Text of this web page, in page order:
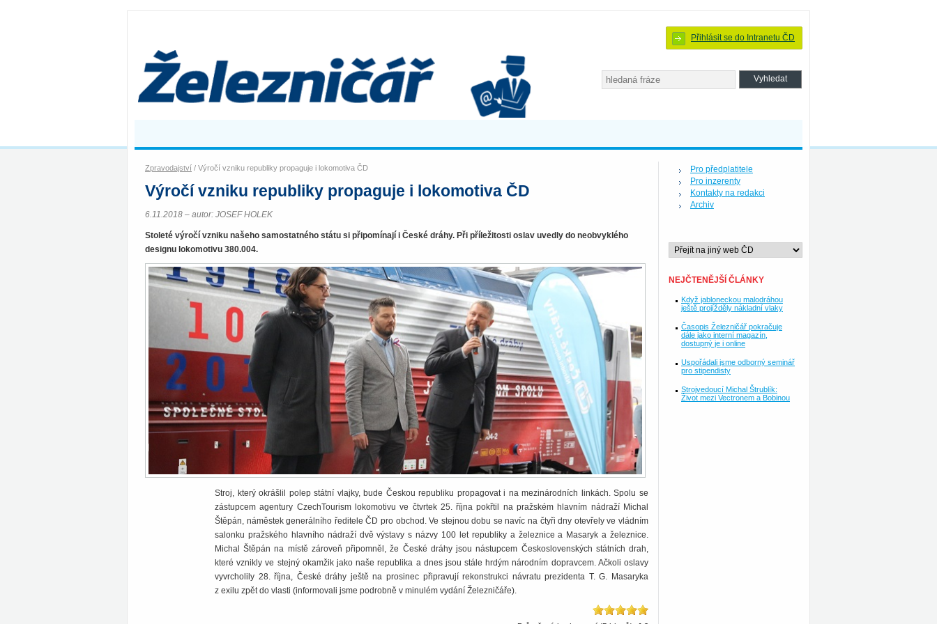
Přihlásit se do Intranetu ČD
Zpravodajství / Výročí vzniku republiky propaguje i lokomotiva ČD
Výročí vzniku republiky propaguje i lokomotiva ČD
6.11.2018 – autor: JOSEF HOLEK
Stoleté výročí vzniku našeho samostatného státu si připomínají i České dráhy. Při příležitosti oslav uvedly do neobvyklého
designu lokomotivu 380.004.
Stroj, který okrášlil polep státní vlajky, bude Českou republiku propagovat i na mezinárodních linkách. Spolu se
zástupcem agentury CzechTourism lokomotivu ve čtvrtek 25. října pokřtil na pražském hlavním nádraží Michal
Štěpán, náměstek generálního ředitele ČD pro obchod. Ve stejnou dobu se navíc na čtyři dny otevřely ve vládním
salonku pražského hlavního nádraží dvě výstavy s názvy 100 let republiky a železnice a Masaryk a železnice.
Michal Štěpán na místě zároveň připomněl, že České dráhy jsou nástupcem Československých státních drah,
které vznikly ve stejný okamžik jako naše republika a dnes jsou stále hrdým národním dopravcem. Ačkoli oslavy
vyvrcholily 28. října, České dráhy ještě na prosinec připravují rekonstrukci návratu prezidenta T. G. Masaryka
z exilu zpět do vlasti (informovali jsme podrobně v minulém vydání Železničáře).
Pro předplatitele
Pro inzerenty
Kontakty na redakci
Archiv
NEJČTENĚJŠÍ ČLÁNKY
Když jabloneckou malodráhou
ještě projížděly nákladní vlaky
Časopis Železničář pokračuje
dále jako interní magazín,
dostupný je i online
Uspořádali jsme odborný seminář
pro stipendisty
Strojvedoucí Michal Štrublík:
Život mezi Vectronem a Bobinou